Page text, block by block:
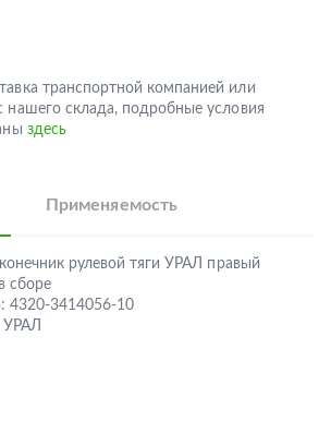
транспортной компанией или
нашего склада, подробные условия
здесь
Применяемость
рулевой тяги УРАЛ правый
сборе
4320-3414056-10